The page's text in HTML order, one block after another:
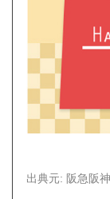
出典元: 阪急阪